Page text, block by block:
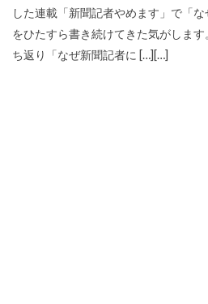
した連載「新聞記者やめます」で「な
をひたすら書き続けてきた気がしま
ち返り「なぜ新聞記者に […][…]